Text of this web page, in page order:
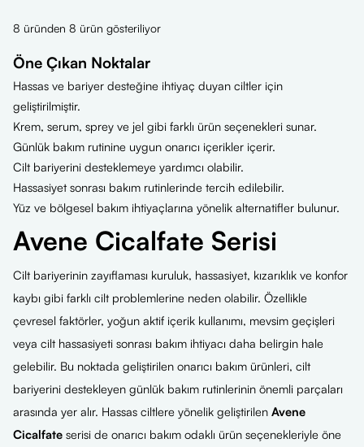
8 üründen 8 ürün gösteriliyor
Öne Çıkan Noktalar
Hassas ve bariyer desteğine ihtiyaç duyan ciltler için
geliştirilmiştir.
Krem, serum, sprey ve jel gibi farklı ürün seçenekleri sunar.
Günlük bakım rutinine uygun onarıcı içerikler içerir.
Cilt bariyerini desteklemeye yardımcı olabilir.
Hassasiyet sonrası bakım rutinlerinde tercih edilebilir.
Yüz ve bölgesel bakım ihtiyaçlarına yönelik alternatifler bulunur.
Avene Cicalfate Serisi
Cilt bariyerinin zayıflaması kuruluk, hassasiyet, kızarıklık ve konfor
kaybı gibi farklı cilt problemlerine neden olabilir. Özellikle
çevresel faktörler, yoğun aktif içerik kullanımı, mevsim geçişleri
veya cilt hassasiyeti sonrası bakım ihtiyacı daha belirgin hale
gelebilir. Bu noktada geliştirilen onarıcı bakım ürünleri, cilt
bariyerini destekleyen günlük bakım rutinlerinin önemli parçaları
arasında yer alır. Hassas ciltlere yönelik geliştirilen Avene
Cicalfate serisi de onarıcı bakım odaklı ürün seçenekleriyle öne